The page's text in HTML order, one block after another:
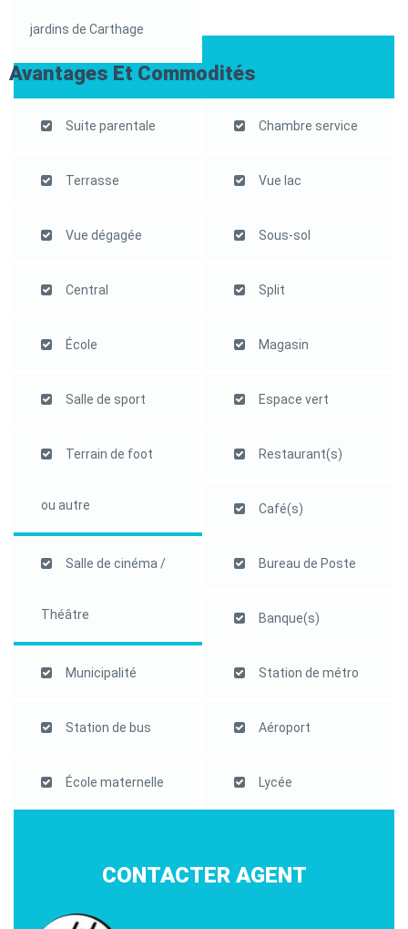
jardins de Carthage
Avantages Et Commodités
Suite parentale Chambre service
Terrasse Vue lac
Vue dégagée Sous-sol
Central Split
École Magasin
Salle de sport Espace vert
Terrain de foot
ou autre
Restaurant(s)
Café(s)
Salle de cinéma /
Théâtre
Bureau de Poste
Banque(s)
Municipalité Station de métro
Station de bus Aéroport
École maternelle Lycée
CONTACTER AGENT